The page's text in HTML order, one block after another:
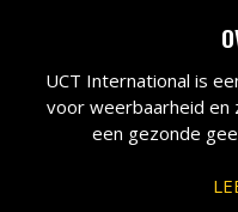
UCT International is
voor weerbaarheid en
een gezonde